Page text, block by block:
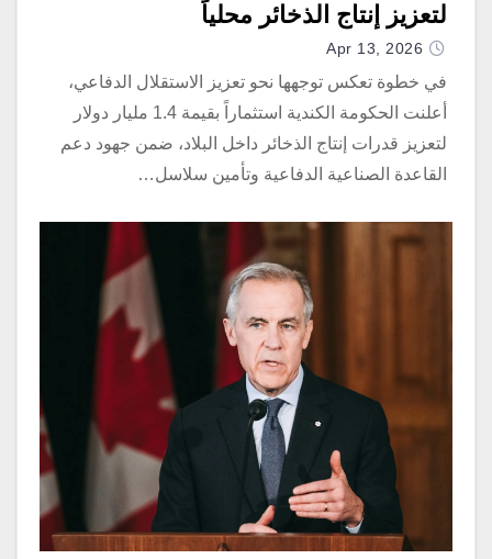
لتعزيز إنتاج الذخائر محلياً
Apr 13, 2026
في خطوة تعكس توجهها نحو تعزيز الاستقلال الدفاعي،
أعلنت الحكومة الكندية استثماراً بقيمة 1.4 مليار دولار
لتعزيز قدرات إنتاج الذخائر داخل البلاد، ضمن جهود دعم
القاعدة الصناعية الدفاعية وتأمين سلاسل…